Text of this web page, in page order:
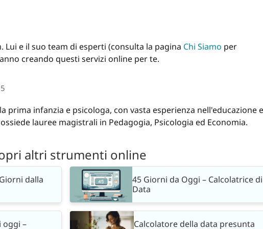
Lui e il suo team di esperti (consulta la pagina Chi Siamo per
creando questi servizi online per te.
prima infanzia e psicologa, con vasta esperienza nell'educazione e
lauree magistrali in Pedagogia, Psicologia ed Economia.
altri strumenti online
dalla
45 Giorni da Oggi – Calcolatrice di
Data
oggi –
Calcolatore della data presunta